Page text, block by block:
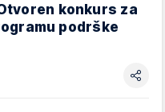
konkurs za
podrške